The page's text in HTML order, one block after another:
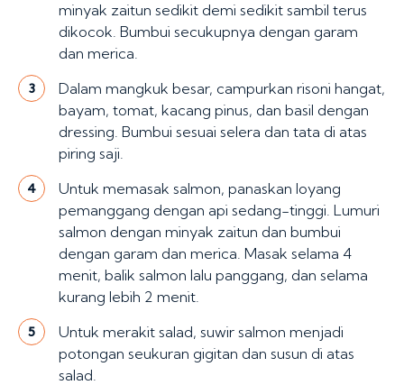
minyak zaitun sedikit demi sedikit sambil terus
dikocok. Bumbui secukupnya dengan garam
dan merica.
3
Dalam mangkuk besar, campurkan risoni hangat,
bayam, tomat, kacang pinus, dan basil dengan
dressing. Bumbui sesuai selera dan tata di atas
piring saji.
4
Untuk memasak salmon, panaskan loyang
pemanggang dengan api sedang-tinggi. Lumuri
salmon dengan minyak zaitun dan bumbui
dengan garam dan merica. Masak selama 4
menit, balik salmon lalu panggang, dan selama
kurang lebih 2 menit.
5
Untuk merakit salad, suwir salmon menjadi
potongan seukuran gigitan dan susun di atas
salad.